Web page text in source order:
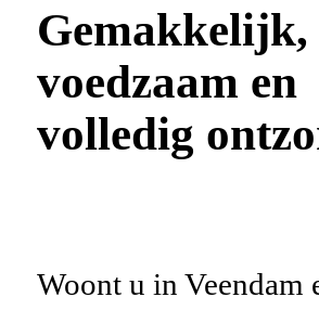
Gemakkelijk,
voedzaam en
volledig
Woont u in Veendam